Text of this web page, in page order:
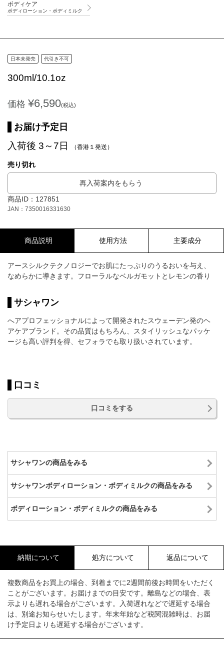
ボディケア
ボディローション・ボディミルク
日本未発売 代引き不可
300ml/10.1oz
価格 ¥6,590(税込)
お届け予定日
入荷後 3～7日 （香港１発送）
売り切れ
再入荷案内をもらう
商品ID：127851
JAN：7350016331630
商品説明 使用方法 主要成分
アースシルクテクノロジーでお肌にたっぷりのうるおいを与え、
なめらかに導きます。フローラルなベルガモットとレモンの香り
サシャワン
へアプロフェッショナルによって開発されたスウェーデン発のヘ
アケアブランド。その品質はもちろん、スタイリッシュなパッケ
ージも高い評判を得、セフォラでも取り扱いされています。
口コミ
口コミをする
サシャワンの商品をみる
サシャワンボディローション・ボディミルクの商品をみる
ボディローション・ボディミルクの商品をみる
納期について 処方について 返品について
複数商品をお買上の場合、到着までに2週間前後お時間をいただく
ことがございます。お届けまでの目安です。離島などの場合、表
示よりも遅れる場合がございます。入荷遅れなどで遅延する場合
は、別途お知らせいたします。年末年始など税関混雑時は、お届
け予定日よりも遅延する場合がございます。